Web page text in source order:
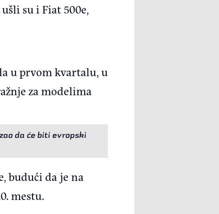
su i Fiat 500e,
u prvom kvartalu, u
za modelima
da će biti evropski
budući da je na
mestu.